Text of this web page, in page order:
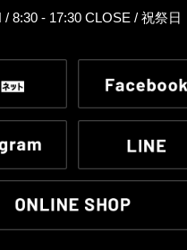
/ 8:30 - 17:30 CLOSE / 祝祭日